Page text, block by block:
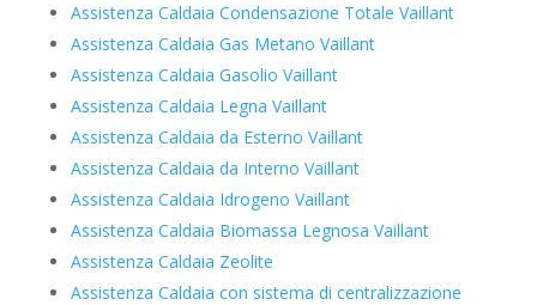
Assistenza Caldaia Condensazione Totale Vaillant
Assistenza Caldaia Gas Metano Vaillant
Assistenza Caldaia Gasolio Vaillant
Assistenza Caldaia Legna Vaillant
Assistenza Caldaia da Esterno Vaillant
Assistenza Caldaia da Interno Vaillant
Assistenza Caldaia Idrogeno Vaillant
Assistenza Caldaia Biomassa Legnosa Vaillant
Assistenza Caldaia Zeolite
Assistenza Caldaia con sistema di centralizzazione